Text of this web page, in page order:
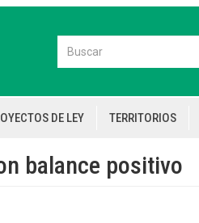
DE LEY TERRITORIOS
balance positivo